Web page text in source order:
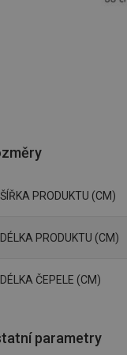
ŠÍŘKA PRODUKTU (CM)
DÉLKA PRODUKTU (CM)
DÉLKA ČEPELE (CM)
parametry